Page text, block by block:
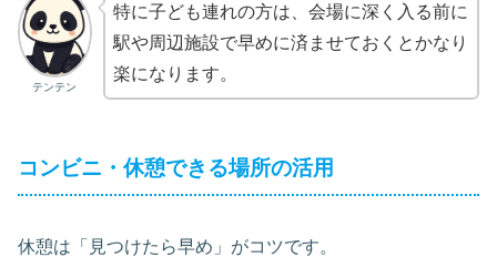
テンテン
特に子ども連れの方は、会場に深く入る前に
駅や周辺施設で早めに済ませておくとかなり
楽になります。
コンビニ・休憩できる場所の活用
休憩は「見つけたら早め」がコツです。